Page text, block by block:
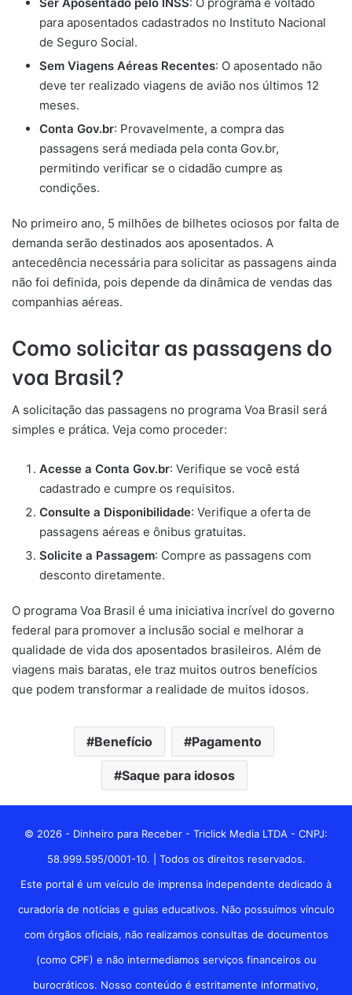
para aposentados cadastrados no Instituto Nacional
de Seguro Social.
Sem Viagens Aéreas Recentes: O aposentado não
deve ter realizado viagens de avião nos últimos 12
meses.
Conta Gov.br: Provavelmente, a compra das
passagens será mediada pela conta Gov.br,
permitindo verificar se o cidadão cumpre as
condições.
No primeiro ano, 5 milhões de bilhetes ociosos por falta de
demanda serão destinados aos aposentados. A
antecedência necessária para solicitar as passagens ainda
não foi definida, pois depende da dinâmica de vendas das
companhias aéreas.
Como solicitar as passagens do
voa Brasil?
A solicitação das passagens no programa Voa Brasil será
simples e prática. Veja como proceder:
Acesse a Conta Gov.br: Verifique se você está
cadastrado e cumpre os requisitos.
Consulte a Disponibilidade: Verifique a oferta de
passagens aéreas e ônibus gratuitas.
Solicite a Passagem: Compre as passagens com
desconto diretamente.
O programa Voa Brasil é uma iniciativa incrível do governo
federal para promover a inclusão social e melhorar a
qualidade de vida dos aposentados brasileiros. Além de
viagens mais baratas, ele traz muitos outros benefícios
que podem transformar a realidade de muitos idosos.
Benefício Pagamento
Saque para idosos
© 2026 - Dinheiro para Receber - Triclick Media LTDA - CNPJ:
58.999.595/0001-10. | Todos os direitos reservados.
Este portal é um veículo de imprensa independente dedicado à
curadoria de notícias e guias educativos. Não possuímos vínculo
com órgãos oficiais, não realizamos consultas de documentos
(como CPF) e não intermediamos serviços financeiros ou
burocráticos. Nosso conteúdo é estritamente informativo,